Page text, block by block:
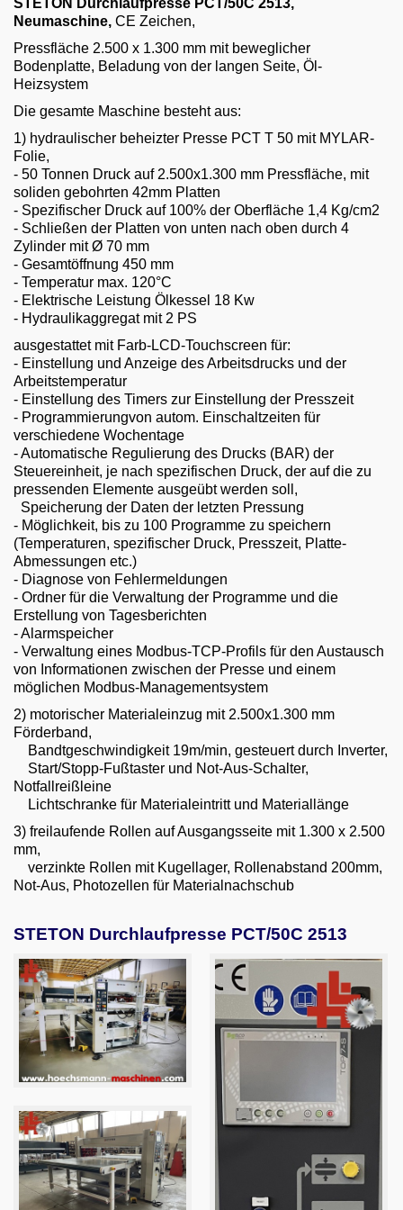
Email
English
STETON Durchlaufpresse PCT/50C 2513,
Neumaschine, CE Zeichen,
Pressfläche 2.500 x 1.300 mm mit beweglicher
Bodenplatte, Beladung von der langen Seite, Öl-
Heizsystem
Die gesamte Maschine besteht aus:
1) hydraulischer beheizter Presse PCT T 50 mit MYLAR-
Folie,
- 50 Tonnen Druck auf 2.500x1.300 mm Pressfläche, mit
soliden gebohrten 42mm Platten
- Spezifischer Druck auf 100% der Oberfläche 1,4 Kg/cm2
- Schließen der Platten von unten nach oben durch 4
Zylinder mit Ø 70 mm
- Gesamtöffnung 450 mm
- Temperatur max. 120°C
- Elektrische Leistung Ölkessel 18 Kw
- Hydraulikaggregat mit 2 PS
ausgestattet mit Farb-LCD-Touchscreen für:
- Einstellung und Anzeige des Arbeitsdrucks und der
Arbeitstemperatur
- Einstellung des Timers zur Einstellung der Presszeit
- Programmierungvon autom. Einschaltzeiten für
verschiedene Wochentage
- Automatische Regulierung des Drucks (BAR) der
Steuereinheit, je nach spezifischen Druck, der auf die zu
pressenden Elemente ausgeübt werden soll,
Speicherung der Daten der letzten Pressung
- Möglichkeit, bis zu 100 Programme zu speichern
(Temperaturen, spezifischer Druck, Presszeit, Platte-
Abmessungen etc.)
- Diagnose von Fehlermeldungen
- Ordner für die Verwaltung der Programme und die
Erstellung von Tagesberichten
- Alarmspeicher
- Verwaltung eines Modbus-TCP-Profils für den Austausch
von Informationen zwischen der Presse und einem
möglichen Modbus-Managementsystem
2) motorischer Materialeinzug mit 2.500x1.300 mm
Förderband,
Bandtgeschwindigkeit 19m/min, gesteuert durch Inverter,
Start/Stopp-Fußtaster und Not-Aus-Schalter,
Notfallreißleine
Lichtschranke für Materialeintritt und Materiallänge
3) freilaufende Rollen auf Ausgangsseite mit 1.300 x 2.500
mm,
verzinkte Rollen mit Kugellager, Rollenabstand 200mm,
Not-Aus, Photozellen für Materialnachschub
STETON Durchlaufpresse PCT/50C 2513